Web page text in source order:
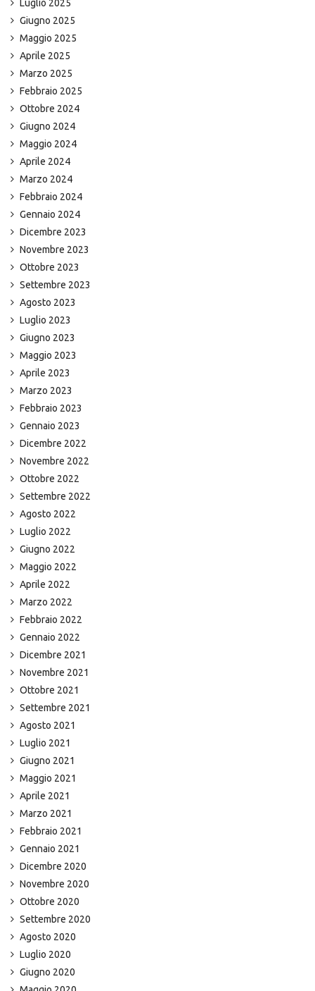
Luglio 2025
Giugno 2025
Maggio 2025
Aprile 2025
Marzo 2025
Febbraio 2025
Ottobre 2024
Giugno 2024
Maggio 2024
Aprile 2024
Marzo 2024
Febbraio 2024
Gennaio 2024
Dicembre 2023
Novembre 2023
Ottobre 2023
Settembre 2023
Agosto 2023
Luglio 2023
Giugno 2023
Maggio 2023
Aprile 2023
Marzo 2023
Febbraio 2023
Gennaio 2023
Dicembre 2022
Novembre 2022
Ottobre 2022
Settembre 2022
Agosto 2022
Luglio 2022
Giugno 2022
Maggio 2022
Aprile 2022
Marzo 2022
Febbraio 2022
Gennaio 2022
Dicembre 2021
Novembre 2021
Ottobre 2021
Settembre 2021
Agosto 2021
Luglio 2021
Giugno 2021
Maggio 2021
Aprile 2021
Marzo 2021
Febbraio 2021
Gennaio 2021
Dicembre 2020
Novembre 2020
Ottobre 2020
Settembre 2020
Agosto 2020
Luglio 2020
Giugno 2020